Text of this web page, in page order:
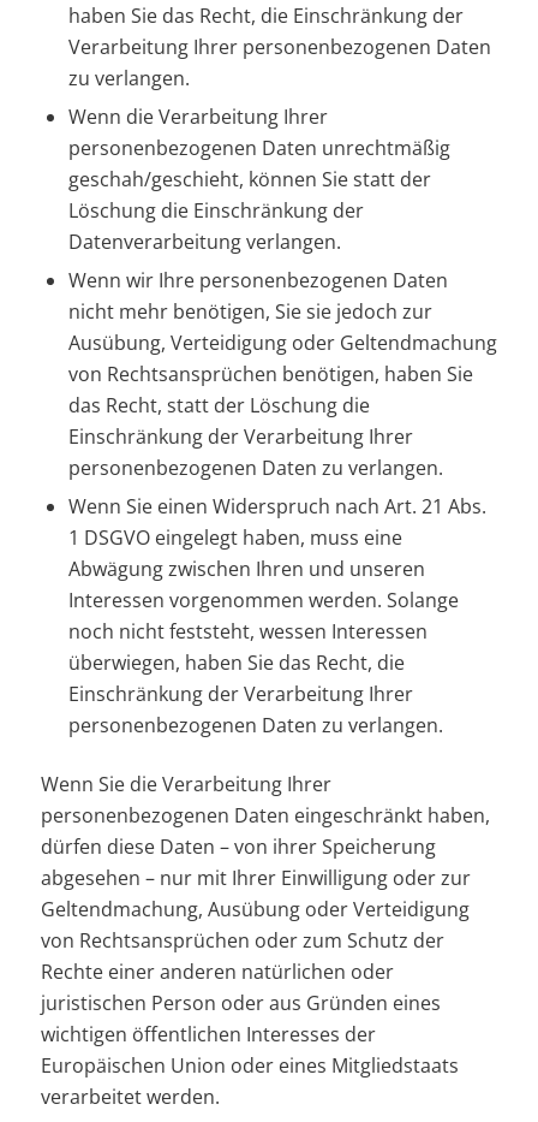
haben Sie das Recht, die Einschränkung der
Verarbeitung Ihrer personenbezogenen Daten
zu verlangen.
Wenn die Verarbeitung Ihrer
personenbezogenen Daten unrechtmäßig
geschah/geschieht, können Sie statt der
Löschung die Einschränkung der
Datenverarbeitung verlangen.
Wenn wir Ihre personenbezogenen Daten
nicht mehr benötigen, Sie sie jedoch zur
Ausübung, Verteidigung oder Geltendmachung
von Rechtsansprüchen benötigen, haben Sie
das Recht, statt der Löschung die
Einschränkung der Verarbeitung Ihrer
personenbezogenen Daten zu verlangen.
Wenn Sie einen Widerspruch nach Art. 21 Abs.
1 DSGVO eingelegt haben, muss eine
Abwägung zwischen Ihren und unseren
Interessen vorgenommen werden. Solange
noch nicht feststeht, wessen Interessen
überwiegen, haben Sie das Recht, die
Einschränkung der Verarbeitung Ihrer
personenbezogenen Daten zu verlangen.
Wenn Sie die Verarbeitung Ihrer
personenbezogenen Daten eingeschränkt haben,
dürfen diese Daten – von ihrer Speicherung
abgesehen – nur mit Ihrer Einwilligung oder zur
Geltendmachung, Ausübung oder Verteidigung
von Rechtsansprüchen oder zum Schutz der
Rechte einer anderen natürlichen oder
juristischen Person oder aus Gründen eines
wichtigen öffentlichen Interesses der
Europäischen Union oder eines Mitgliedstaats
verarbeitet werden.